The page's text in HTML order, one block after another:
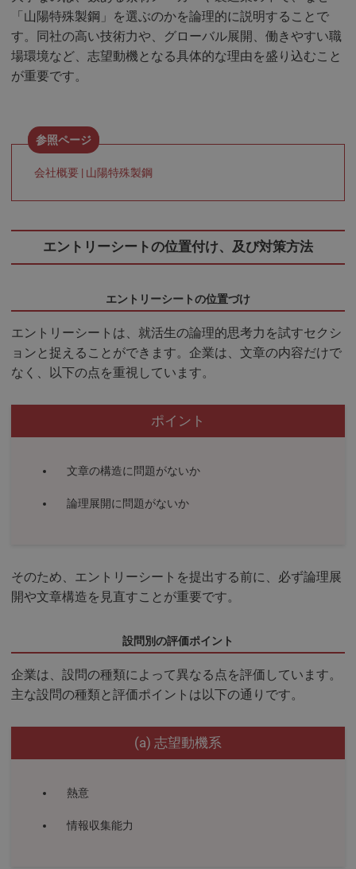
「山陽特殊製鋼」を選ぶのかを論理的に説明することで
す。同社の高い技術力や、グローバル展開、働きやすい職
場環境など、志望動機となる具体的な理由を盛り込むこと
が重要です。
会社概要 | 山陽特殊製鋼
エントリーシートの位置付け、及び対策方法
エントリーシートの位置づけ
エントリーシートは、就活生の論理的思考力を試すセクシ
ョンと捉えることができます。企業は、文章の内容だけで
なく、以下の点を重視しています。
ポイント
文章の構造に問題がないか
論理展開に問題がないか
そのため、エントリーシートを提出する前に、必ず論理展
開や文章構造を見直すことが重要です。
設問別の評価ポイント
企業は、設問の種類によって異なる点を評価しています。
主な設問の種類と評価ポイントは以下の通りです。
(a) 志望動機系
熱意
情報収集能力